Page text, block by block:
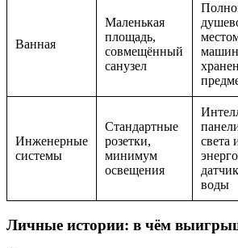
Ванная
Маленькая
площадь,
совмещённый
санузел
Инженерные
системы
Стандартные
розетки,
минимум
освещения
света
воды
Личные истории: в чём